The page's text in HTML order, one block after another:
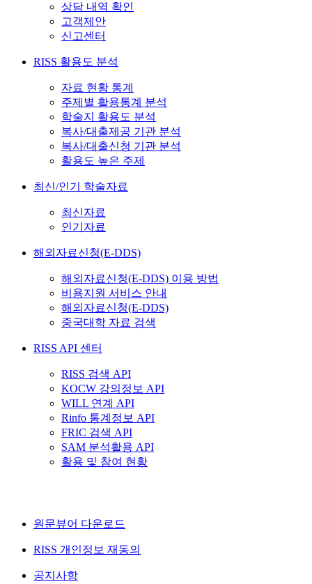
상담 내역 확인
고객제안
신고센터
RISS 활용도 분석
자료 현황 통계
주제별 활용통계 분석
학술지 활용도 분석
복사/대출제공 기관 분석
복사/대출신청 기관 분석
활용도 높은 주제
최신/인기 학술자료
최신자료
인기자료
해외자료신청(E-DDS)
해외자료신청(E-DDS) 이용 방법
비용지원 서비스 안내
해외자료신청(E-DDS)
중국대학 자료 검색
RISS API 센터
RISS 검색 API
KOCW 강의정보 API
WILL 연계 API
Rinfo 통계정보 API
FRIC 검색 API
SAM 분석활용 API
활용 및 참여 현황
원문뷰어 다운로드
RISS 개인정보 재동의
공지사항